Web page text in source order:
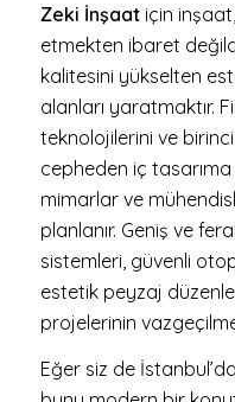
Zeki İnşaatiçin
etmekten ibaret
kalitesini yükselten
alanları yaratmaktır.
teknolojilerini ve birinci
cepheden iç
mimarlar ve
planlanır. Geniş ve
sistemleri, güvenli
estetik peyzaj
projelerinin
Eğer siz de